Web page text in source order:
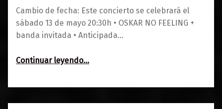
Cambio de fecha: Este concierto se celebrará el
sábado 13 de mayo 20:30h • OSKAR NO FEELING +
banda invitada • Anticipada…
Continuar leyendo…